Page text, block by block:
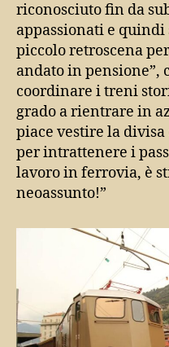
riconosciuto fin da
appassionati e quindi
piccolo retroscena
andato in pensione”,
coordinare i treni
grado a rientrare in
piace vestire la
per intrattenere i
lavoro in ferrovia, è
neoassunto!”